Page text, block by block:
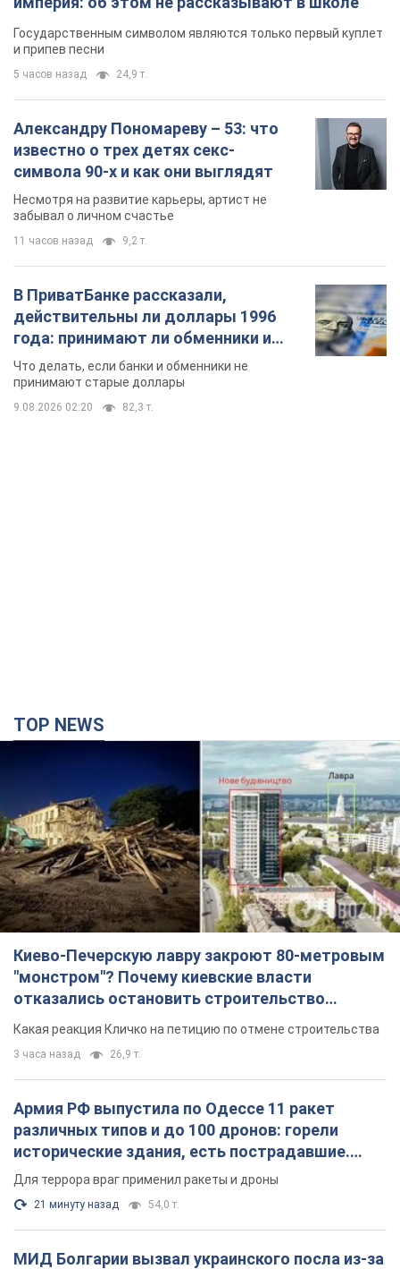
11 часов назад 9,2 т.
В ПриватБанке рассказали,
действительны ли доллары 1996
года: принимают ли обменники и
банки такие купюры
Что делать, если банки и обменники не
принимают старые доллары
9.08.2026 02:20 82,3 т.
Киево-Печерскую лавру закроют 80-метровым
"монстром"? Почему киевские власти
отказались остановить строительство
небоскреба "московского верующего"
Какая реакция Кличко на петицию по отмене строительства
3 часа назад 26,9 т.
Армия РФ выпустила по Одессе 11 ракет
различных типов и до 100 дронов: горели
исторические здания, есть пострадавшие.
Для террора враг применил ракеты и дроны
21 минуту назад 54,0 т.
МИД Болгарии вызвал украинского посла из-за
инцидента с дроном: что произошло
3 часа назад